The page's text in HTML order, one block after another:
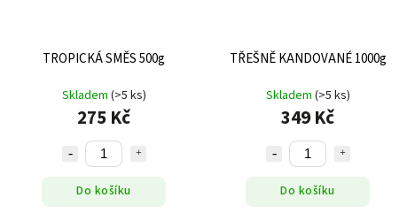
TROPICKÁ SMĚS 500g
Skladem (>5 ks)
275 Kč
Do košíku
TŘEŠNĚ KANDOVANÉ 1000g
Skladem (>5 ks)
349 Kč
Do košíku